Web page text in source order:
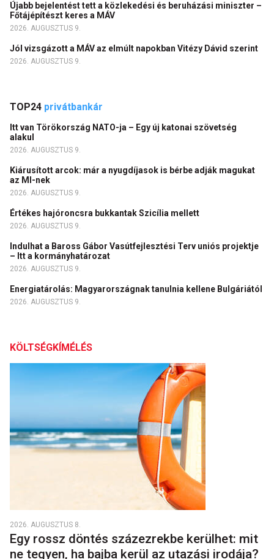
Újabb bejelentést tett a közlekedési és beruházási miniszter –
Főtájépítészt keres a MÁV
2026. AUGUSZTUS 9.
Jól vizsgázott a MÁV az elmúlt napokban Vitézy Dávid szerint
2026. AUGUSZTUS 9.
TOP24 privátbankár
Itt van Törökország NATO-ja – Egy új katonai szövetség
alakul
2026. AUGUSZTUS 9.
Kiárusított arcok: már a nyugdíjasok is bérbe adják magukat
az MI-nek
2026. AUGUSZTUS 9.
Értékes hajóroncsra bukkantak Szicília mellett
2026. AUGUSZTUS 9.
Indulhat a Baross Gábor Vasútfejlesztési Terv uniós projektje
– Itt a kormányhatározat
2026. AUGUSZTUS 9.
Energiatárolás: Magyarországnak tanulnia kellene Bulgáriától
2026. AUGUSZTUS 9.
KÖLTSÉGKÍMÉLÉS
2026. AUGUSZTUS 8.
Egy rossz döntés százezrekbe kerülhet: mit
ne tegyen, ha bajba kerül az utazási irodája?